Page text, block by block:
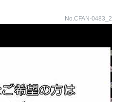
No.CFAN-0483_2